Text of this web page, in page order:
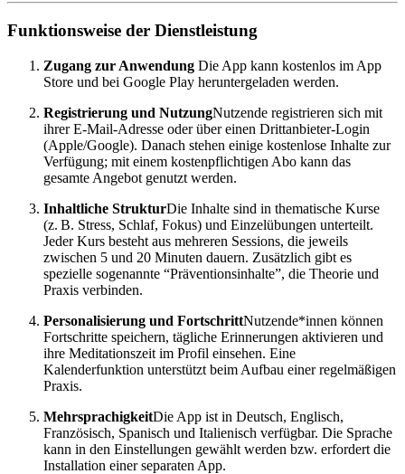
Funktionsweise der Dienstleistung
Zugang zur Anwendung Die App kann kostenlos im App
Store und bei Google Play heruntergeladen werden.
Registrierung und NutzungNutzende registrieren sich mit
ihrer E-Mail-Adresse oder über einen Drittanbieter-Login
(Apple/Google). Danach stehen einige kostenlose Inhalte zur
Verfügung; mit einem kostenpflichtigen Abo kann das
gesamte Angebot genutzt werden.
Inhaltliche StrukturDie Inhalte sind in thematische Kurse
(z. B. Stress, Schlaf, Fokus) und Einzelübungen unterteilt.
Jeder Kurs besteht aus mehreren Sessions, die jeweils
zwischen 5 und 20 Minuten dauern. Zusätzlich gibt es
spezielle sogenannte “Präventionsinhalte”, die Theorie und
Praxis verbinden.
Personalisierung und FortschrittNutzende*innen können
Fortschritte speichern, tägliche Erinnerungen aktivieren und
ihre Meditationszeit im Profil einsehen. Eine
Kalenderfunktion unterstützt beim Aufbau einer regelmäßigen
Praxis.
MehrsprachigkeitDie App ist in Deutsch, Englisch,
Französisch, Spanisch und Italienisch verfügbar. Die Sprache
kann in den Einstellungen gewählt werden bzw. erfordert die
Installation einer separaten App.